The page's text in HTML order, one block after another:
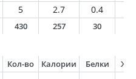
5 2.7 0.4
430 257 30
Кол-во Калории Белки